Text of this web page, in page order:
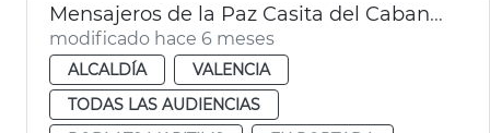
Mensajeros de la Paz Casita del Cabanyal Centre Cívic
modificado hace 6 meses
ALCALDÍA
VALENCIA
TODAS LAS AUDIENCIAS